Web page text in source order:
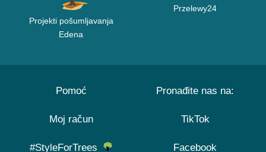
Projekti pošumljavanja
Edena
Przelewy24
Pomoć
Moj račun
#StyleForTrees
Pronađite nas na:
TikTok
Facebook